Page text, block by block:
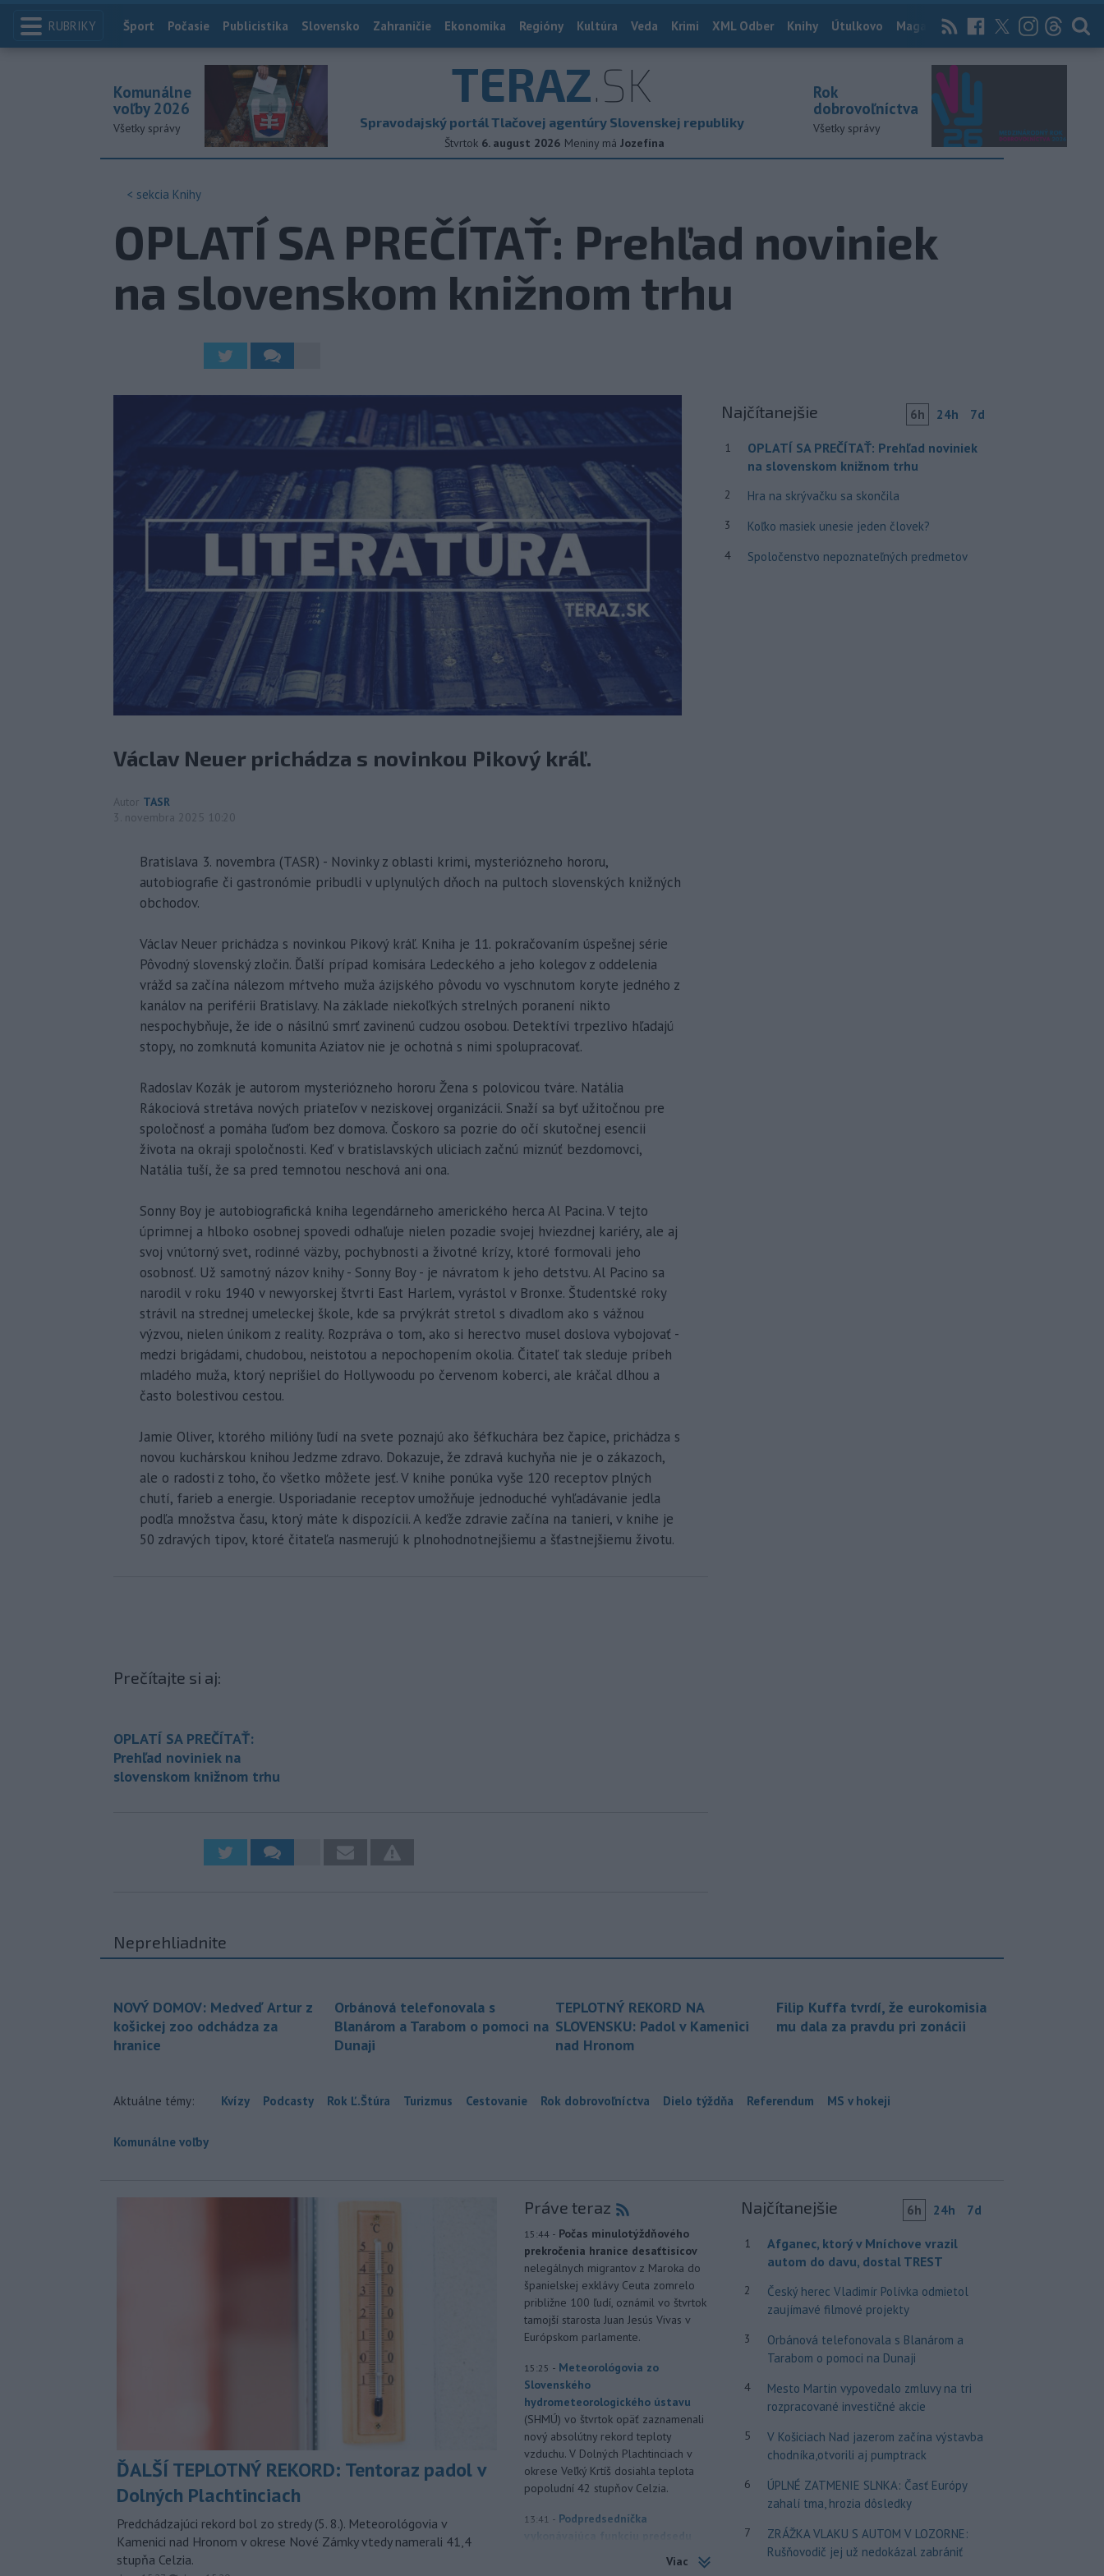
RUBRIKY Index
Šport Počasie Publicistika Slovensko Zahraničie Ekonomika Regióny Kultúra Veda Krimi XML Odber Knihy Útulkovo Magazín News Now Archív
TERAZ.SK
Spravodajský portál Tlačovej agentúry Slovenskej republiky
Štvrtok 6. august 2026 Meniny má Jozefína
Komunálne
voľby 2026
Všetky správy
Rok
dobrovoľníctva
Všetky správy
< sekcia Knihy
OPLATÍ SA PREČÍTAŤ: Prehľad noviniek
na slovenskom knižnom trhu
Václav Neuer prichádza s novinkou Pikový kráľ.
Autor TASR
3. novembra 2025 10:20
Bratislava 3. novembra (TASR) - Novinky z oblasti krimi, mysteriózneho hororu,
autobiografie či gastronómie pribudli v uplynulých dňoch na pultoch slovenských knižných
obchodov.
Václav Neuer prichádza s novinkou Pikový kráľ. Kniha je 11. pokračovaním úspešnej série
Pôvodný slovenský zločin. Ďalší prípad komisára Ledeckého a jeho kolegov z oddelenia
vrážd sa začína nálezom mŕtveho muža ázijského pôvodu vo vyschnutom koryte jedného z
kanálov na periférii Bratislavy. Na základe niekoľkých strelných poranení nikto
nespochybňuje, že ide o násilnú smrť zavinenú cudzou osobou. Detektívi trpezlivo hľadajú
stopy, no zomknutá komunita Aziatov nie je ochotná s nimi spolupracovať.
Radoslav Kozák je autorom mysteriózneho hororu Žena s polovicou tváre. Natália
Rákociová stretáva nových priateľov v neziskovej organizácii. Snaží sa byť užitočnou pre
spoločnosť a pomáha ľuďom bez domova. Čoskoro sa pozrie do očí skutočnej esencii
života na okraji spoločnosti. Keď v bratislavských uliciach začnú miznúť bezdomovci,
Natália tuší, že sa pred temnotou neschová ani ona.
Sonny Boy je autobiografická kniha legendárneho amerického herca Al Pacina. V tejto
úprimnej a hlboko osobnej spovedi odhaľuje nielen pozadie svojej hviezdnej kariéry, ale aj
svoj vnútorný svet, rodinné väzby, pochybnosti a životné krízy, ktoré formovali jeho
osobnosť. Už samotný názov knihy - Sonny Boy - je návratom k jeho detstvu. Al Pacino sa
narodil v roku 1940 v newyorskej štvrti East Harlem, vyrástol v Bronxe. Študentské roky
strávil na strednej umeleckej škole, kde sa prvýkrát stretol s divadlom ako s vážnou
výzvou, nielen únikom z reality. Rozpráva o tom, ako si herectvo musel doslova vybojovať -
medzi brigádami, chudobou, neistotou a nepochopením okolia. Čitateľ tak sleduje príbeh
mladého muža, ktorý neprišiel do Hollywoodu po červenom koberci, ale kráčal dlhou a
často bolestivou cestou.
Jamie Oliver, ktorého milióny ľudí na svete poznajú ako šéfkuchára bez čapice, prichádza s
novou kuchárskou knihou Jedzme zdravo. Dokazuje, že zdravá kuchyňa nie je o zákazoch,
ale o radosti z toho, čo všetko môžete jesť. V knihe ponúka vyše 120 receptov plných
chutí, farieb a energie. Usporiadanie receptov umožňuje jednoduché vyhľadávanie jedla
podľa množstva času, ktorý máte k dispozícii. A keďže zdravie začína na tanieri, v knihe je
50 zdravých tipov, ktoré čitateľa nasmerujú k plnohodnotnejšiemu a šťastnejšiemu životu.
Prečítajte si aj:
OPLATÍ SA PREČÍTAŤ:
Prehľad noviniek na
slovenskom knižnom trhu
Najčítanejšie 6h 24h 7d
1
OPLATÍ SA PREČÍTAŤ: Prehľad noviniek
na slovenskom knižnom trhu
2 Hra na skrývačku sa skončila
3 Koľko masiek unesie jeden človek?
4 Spoločenstvo nepoznateľných predmetov
Neprehliadnite
NOVÝ DOMOV: Medveď Artur z
košickej zoo odchádza za
hranice
Orbánová telefonovala s
Blanárom a Tarabom o pomoci na
Dunaji
TEPLOTNÝ REKORD NA
SLOVENSKU: Padol v Kamenici
nad Hronom
Filip Kuffa tvrdí, že eurokomisia
mu dala za pravdu pri zonácii
Aktuálne témy: Kvízy Podcasty Rok Ľ.Štúra Turizmus Cestovanie Rok dobrovoľníctva Dielo týždňa Referendum MS v hokeji
Komunálne voľby
ĎALŠÍ TEPLOTNÝ REKORD: Tentoraz padol v
Dolných Plachtinciach
Predchádzajúci rekord bol zo stredy (5. 8.). Meteorológovia v
Kamenici nad Hronom v okrese Nové Zámky vtedy namerali 41,4
stupňa Celzia.
Práve teraz
15:44 - Počas minulotýždňového
prekročenia hranice desaťtisícov
nelegálnych migrantov z Maroka do
španielskej exklávy Ceuta zomrelo
približne 100 ľudí, oznámil vo štvrtok
tamojší starosta Juan Jesús Vivas v
Európskom parlamente.
15:25 - Meteorológovia zo
Slovenského
hydrometeorologického ústavu
(SHMÚ) vo štvrtok opäť zaznamenali
nový absolútny rekord teploty
vzduchu. V Dolných Plachtinciach v
okrese Veľký Krtíš dosiahla teplota
popoludní 42 stupňov Celzia.
13:41 - Podpredsedníčka
zhromaždenia Anikó Hallerová
Viac
Najčítanejšie 6h 24h 7d
1
Afganec, ktorý v Mníchove vrazil
autom do davu, dostal TREST
2
Český herec Vladimír Polívka odmietol
zaujímavé filmové projekty
3
Orbánová telefonovala s Blanárom a
Tarabom o pomoci na Dunaji
4
Mesto Martin vypovedalo zmluvy na tri
rozpracované investičné akcie
5
V Košiciach Nad jazerom začína výstavba
chodníka,otvorili aj pumptrack
6
ÚPLNÉ ZATMENIE SLNKA: Časť Európy
zahalí tma, hrozia dôsledky
7
ZRÁŽKA VLAKU S AUTOM V LOZORNE:
Rušňovodič jej už nedokázal zabrániť